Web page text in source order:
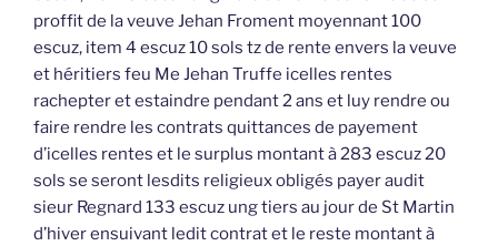
proffit de la veuve Jehan Froment moyennant 100
escuz, item 4 escuz 10 sols tz de rente envers la veuve
et héritiers feu Me Jehan Truffe icelles rentes
rachepter et estaindre pendant 2 ans et luy rendre ou
faire rendre les contrats quittances de payement
d’icelles rentes et le surplus montant à 283 escuz 20
sols se seront lesdits religieux obligés payer audit
sieur Regnard 133 escuz ung tiers au jour de St Martin
d’hiver ensuivant ledit contrat et le reste montant à